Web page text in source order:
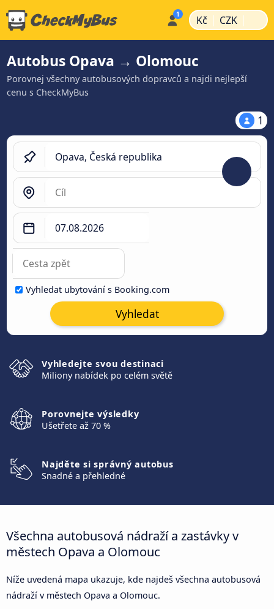
Kč | CZK |
Autobus Opava → Olomouc
Porovnej všechny autobusových dopravců a najdi nejlepší
cenu s CheckMyBus
1
Vyhledat ubytování s Booking.com
Vyhledat
Vyhledejte svou destinaci
Miliony nabídek po celém světě
Porovnejte výsledky
Ušetřete až 70 %
Najděte si správný autobus
Snadné a přehledné
Všechna autobusová nádraží a zastávky v
městech Opava a Olomouc
Níže uvedená mapa ukazuje, kde najdeš všechna autobusová
nádraží v městech Opava a Olomouc.